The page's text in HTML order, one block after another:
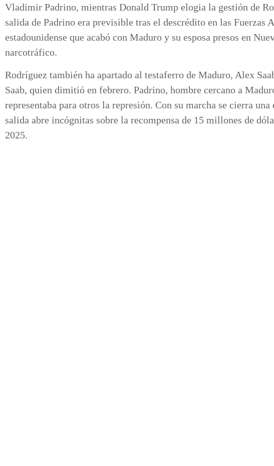
Vladimir Padrino, mientras Donald Trump elogia la gestión de
salida de Padrino era previsible tras el descrédito en las Fuerzas
estadounidense que acabó con Maduro y su esposa presos en
narcotráfico.
Rodríguez también ha apartado al testaferro de Maduro, Alex
Saab, quien dimitió en febrero. Padrino, hombre cercano a
representaba para otros la represión. Con su marcha se cierra
salida abre incógnitas sobre la recompensa de 15 millones de
2025.